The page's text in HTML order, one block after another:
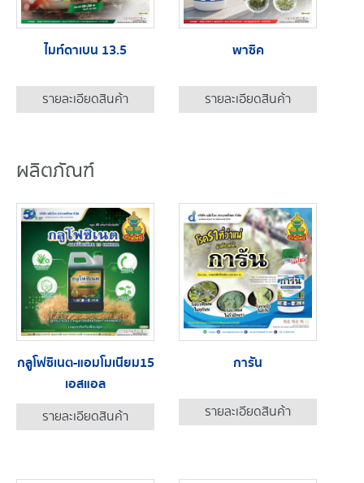
ไมท์ดาเบน 13.5
รายละเอียดสินค้า
พาซิค
รายละเอียดสินค้า
ผลิตภัณฑ์
กลูโฟซิเนต-แอมโมเนียม15
เอสแอล
รายละเอียดสินค้า
การัน
รายละเอียดสินค้า